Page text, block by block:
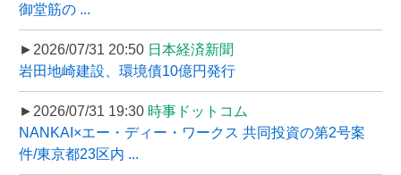
御堂筋の ...
►2026/07/31 20:50 日本経済新聞
岩田地崎建設、環境債10億円発行
►2026/07/31 19:30 時事ドットコム
NANKAI×エー・ディー・ワークス 共同投資の第2号案
件/東京都23区内 ...